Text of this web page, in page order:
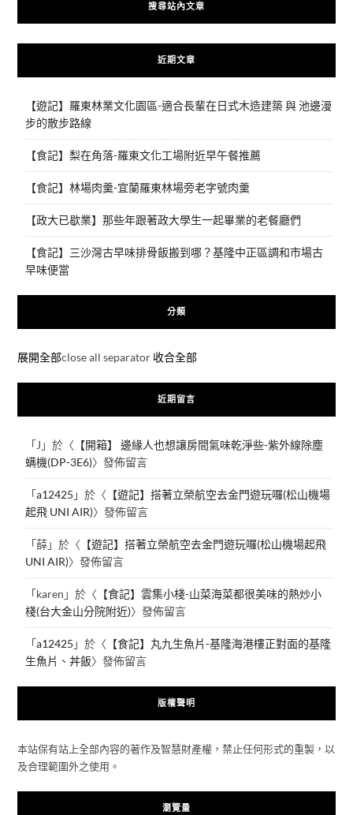
搜尋站內文章
近期文章
【遊記】羅東林業文化園區-適合長輩在日式木造建築 與 池邊漫
步的散步路線
【食記】梨在角落-羅東文化工場附近早午餐推薦
【食記】林場肉羹-宜蘭羅東林場旁老字號肉羹
【政大已歇業】那些年跟著政大學生一起畢業的老餐廳們
【食記】三沙灣古早味排骨飯搬到哪？基隆中正區調和市場古
早味便當
分類
展開全部close all separator 收合全部
近期留言
「J 」於〈 【開箱】 邊緣人也想讓房間氣味乾淨些-紫外線除塵
螨機(DP-3E6)〉發佈留言
「a12425 」於〈 【遊記】搭著立榮航空去金門遊玩囉(松山機場
起飛 UNI AIR)〉發佈留言
「薛」於〈 【遊記】搭著立榮航空去金門遊玩囉(松山機場起飛
UNI AIR)〉發佈留言
「karen 」於〈 【食記】雲集小棧-山菜海菜都很美味的熱炒小
棧(台大金山分院附近)〉發佈留言
「a12425 」於〈 【食記】丸九生魚片-基隆海港樓正對面的基隆
生魚片、丼飯〉發佈留言
版權聲明
本站保有站上全部內容的著作及智慧財產權，禁止任何形式的重製，以
及合理範圍外之使用。
瀏覽量